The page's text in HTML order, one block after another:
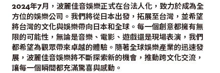
2024年7月，波麗佳音娛樂正式在台法人化，致力於成為全
方位的娛樂公司。我們將從日本出發，拓展至台灣，並希望
將台灣的文化與娛樂帶向日本和全球。每一個創意都擁有無
限的可能性，無論是音樂、電影、遊戲還是現場表演，我們
都希望為觀眾帶來卓越的體驗。隨著全球娛樂產業的迅速發
展，波麗佳音娛樂將不斷探索新的機會，推動跨文化交流，
讓每一個瞬間都充滿驚喜與感動。